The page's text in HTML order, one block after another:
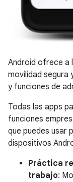
Android ofrece a
movilidad segura
y funciones de
Todas las apps
funciones
que puedes usar
dispositivos
Práctica
trabajo: